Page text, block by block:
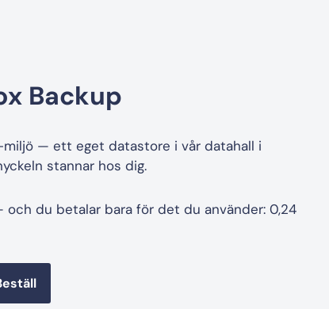
Backup
— ett eget datastore i vår datahall i
stannar hos dig.
du betalar bara för det du använder: 0,24